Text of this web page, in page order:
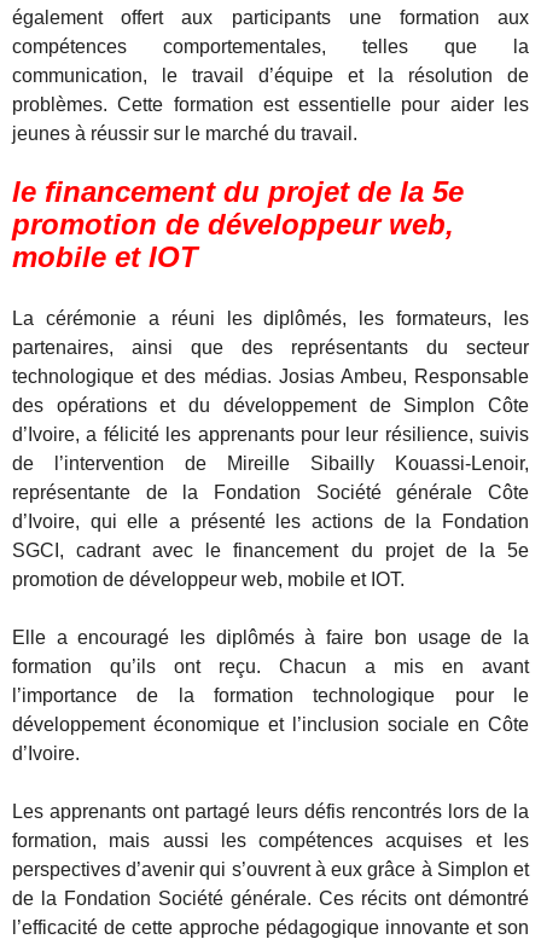
également offert aux participants une formation aux
compétences comportementales, telles que la
communication, le travail d’équipe et la résolution de
problèmes. Cette formation est essentielle pour aider les
jeunes à réussir sur le marché du travail.
le financement du projet de la 5e
promotion de développeur web,
mobile et IOT
La cérémonie a réuni les diplômés, les formateurs, les
partenaires, ainsi que des représentants du secteur
technologique et des médias. Josias Ambeu, Responsable
des opérations et du développement de Simplon Côte
d’Ivoire, a félicité les apprenants pour leur résilience, suivis
de l’intervention de Mireille Sibailly Kouassi-Lenoir,
représentante de la Fondation Société générale Côte
d’Ivoire, qui elle a présenté les actions de la Fondation
SGCI, cadrant avec le financement du projet de la 5e
promotion de développeur web, mobile et IOT.
Elle a encouragé les diplômés à faire bon usage de la
formation qu’ils ont reçu. Chacun a mis en avant
l’importance de la formation technologique pour le
développement économique et l’inclusion sociale en Côte
d’Ivoire.
Les apprenants ont partagé leurs défis rencontrés lors de la
formation, mais aussi les compétences acquises et les
perspectives d’avenir qui s’ouvrent à eux grâce à Simplon et
de la Fondation Société générale. Ces récits ont démontré
l’efficacité de cette approche pédagogique innovante et son